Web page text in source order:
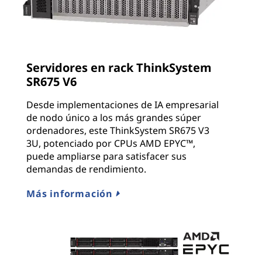
Servidores en rack ThinkSystem
SR675 V6
Desde implementaciones de IA empresarial
de nodo único a los más grandes súper
ordenadores, este ThinkSystem SR675 V3
3U, potenciado por CPUs AMD EPYC™,
puede ampliarse para satisfacer sus
demandas de rendimiento.
Más información